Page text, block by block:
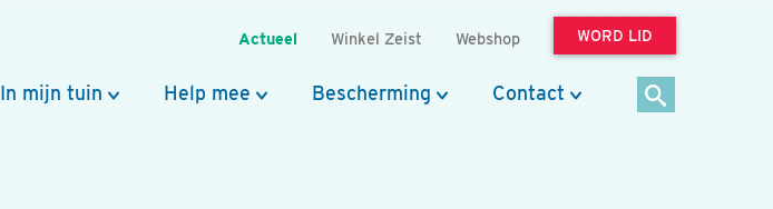
Actueel Winkel Zeist Webshop WORD LID
In mijn tuin Help mee Bescherming Contact